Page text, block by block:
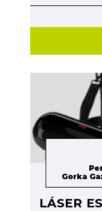
Gorka
LÁSER